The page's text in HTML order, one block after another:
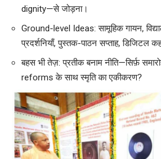
dignity—से जोड़ना।
Ground-level Ideas: सामूहिक गायन,
प्रदर्शनियाँ, पुस्तक-पाठन सप्ताह, डिजिटल
बहस भी तेज़: प्रतीक बनाम नीति—सिर्फ़
reforms के साथ स्मृति का एकीकरण?